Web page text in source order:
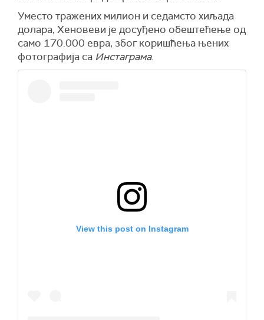
Уместо тражених милион и седамсто хиљада
долара, Хеновеви је досуђено обештећење од
само 170.000 евра, због коришћења њених
фотографија са Инстаграма.
View this post on Instagram